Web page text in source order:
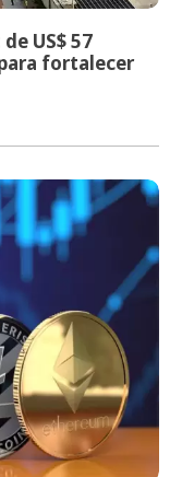
US$ 57
fortalecer